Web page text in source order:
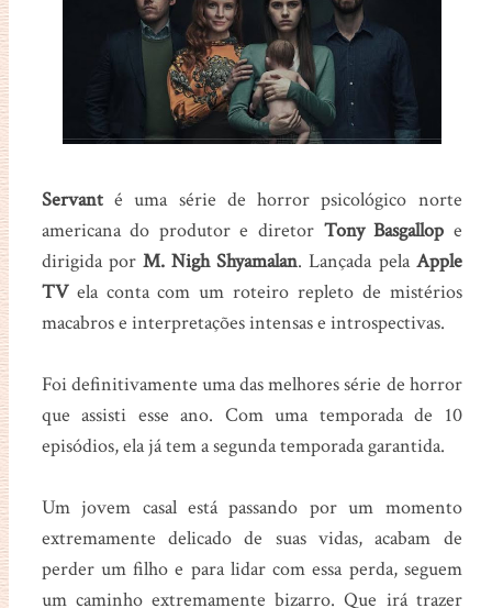
Servanté uma série de horror psicológico norte
americana do produtor e diretor Tony Basgallop e
dirigida porM. Nigh Shyamalan. Lançada pela Apple
TVela conta com um roteiro repleto de mistérios
macabros e interpretações intensas e introspectivas.
Foi definitivamente uma das melhores série de horror
que assisti esse ano. Com uma temporada de 10
episódios, ela já tem a segunda temporada garantida.
Um jovem casal está passando por um momento
extremamente delicado de suas vidas, acabam de
perder um filho e para lidar com essa perda, seguem
um caminho extremamente bizarro. Que irá trazer